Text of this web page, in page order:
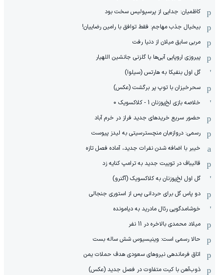
کاظمیان: جدایی از پرسپولیس سخت بود
بیخیال جذب مهاجم: فقط توافق با رامین رضاییان!
مربی سابق میلان از دنیا رفت
پیروزی اروپایی آبی‌ها با گلزنی جانشین اللهیار
گل اول بنفیکا به هارتس (سیلوا)
سحرخیزان با توپ پر برگشت (عکس)
خلاصه بازی لخ‌پوزنان 1 - کلاکسویک 0
حضور سریع خریدهای جدید فراز در خرم آباد
رسمی: دروازه‌بان منچسترسیتی به لیدز پیوست
خیبر با اضافه شدن نفرات جدید، آماده فصل تازه
قالیباف در توییت جدید به ترامپ کنایه زد
گل اول لخ‌پوزنان به کلاکسویک (آگنرو)
دو پاس گل برای حردانی پس از استوری جنجالی
خوشامدگویی رئال مادرید به دیامونده
میلاد محمدی بالاخره در 11 نفر
حالا رسمی است: وینیسیوس شش ساله بست
اتاق فرماندهی نیروهای سعودی هدف حملات یمن
ذوب‌آهن با کیت متفاوت در فصل جدید (عکس)